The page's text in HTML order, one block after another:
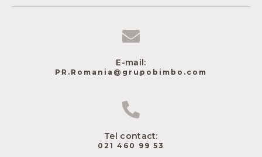
E-mail:
PR.Romania@grupobimbo.com
Tel contact:
021 460 99 53